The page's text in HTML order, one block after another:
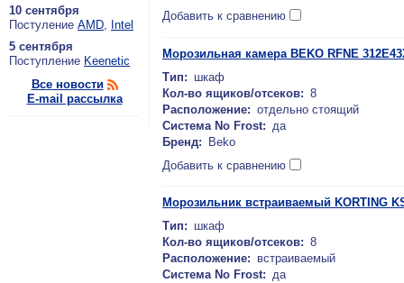
10 сентября
По­сту­ле­ние AMD, Intel
5 сентября
По­ступ­ле­ние Keenetic
Все новости
E-mail рассылка
Добавить к сравнению
Морозильная камера BEKO RFNE
Тип: шкаф
Кол-во ящиков/отсеков: 8
Расположение: отдельно стоящий
Система No Frost: да
Бренд:
Beko
Добавить к сравнению
Морозильник встраиваемый KORTING
Тип: шкаф
Кол-во ящиков/отсеков: 8
Расположение: встраиваемый
Система No Frost: да